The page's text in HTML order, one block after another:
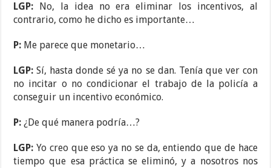
LGP: No, la idea no era eliminar los incentivos, al
contrario, como he dicho es importante…
P: Me parece que monetario…
LGP:Sí, hasta donde sé ya no se dan. Tenía que ver con
no incitar o no condicionar el trabajo de la policía a
conseguir un incentivo económico.
P:¿De qué manera podría…?
LGP: Yo creo que eso ya no se da, entiendo que de hace
tiempo que esa práctica se eliminó, y a nosotros nos